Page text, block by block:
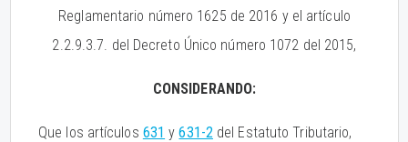
Reglamentario número 1625 de 2016 y el artículo
2.2.9.3.7. del Decreto Único número 1072 del 2015,
CONSIDERANDO:
Que los artículos 631 y631-2del Estatuto Tributario,